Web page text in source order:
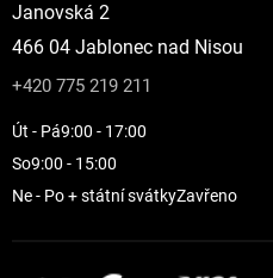
Janovská 2
466 04 Jablonec nad Nisou
+420 775 219 211
Út - Pá9:00 - 17:00
So9:00 - 15:00
Ne - Po + státní svátkyZavřeno